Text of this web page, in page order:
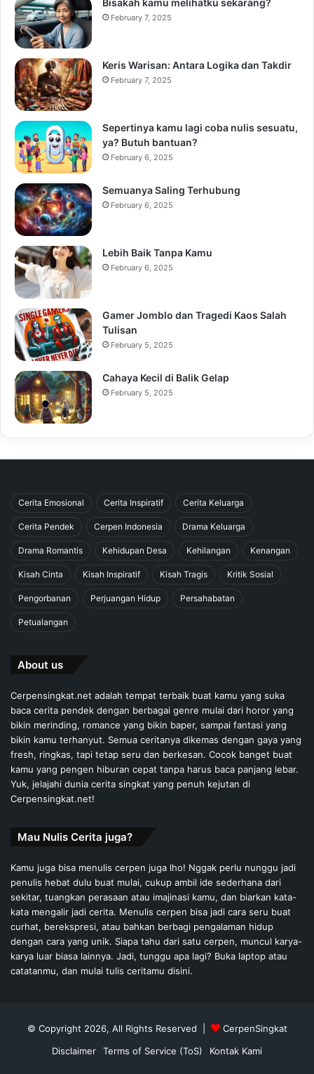
February 7, 2025
Keris Warisan: Antara Logika dan Takdir
February 7, 2025
Sepertinya kamu lagi coba nulis sesuatu,
ya? Butuh bantuan?
February 6, 2025
Semuanya Saling Terhubung
February 6, 2025
Lebih Baik Tanpa Kamu
February 6, 2025
Gamer Jomblo dan Tragedi Kaos Salah
Tulisan
February 5, 2025
Cahaya Kecil di Balik Gelap
February 5, 2025
Cerita Emosional Cerita Inspiratif Cerita Keluarga
Cerita Pendek Cerpen Indonesia Drama Keluarga
Drama Romantis Kehidupan Desa Kehilangan Kenangan
Kisah Cinta Kisah Inspiratif Kisah Tragis Kritik Sosial
Pengorbanan Perjuangan Hidup Persahabatan
Petualangan
About us
Cerpensingkat.net adalah tempat terbaik buat kamu yang suka
baca cerita pendek dengan berbagai genre mulai dari horor yang
bikin merinding, romance yang bikin baper, sampai fantasi yang
bikin kamu terhanyut. Semua ceritanya dikemas dengan gaya yang
fresh, ringkas, tapi tetap seru dan berkesan. Cocok banget buat
kamu yang pengen hiburan cepat tanpa harus baca panjang lebar.
Yuk, jelajahi dunia cerita singkat yang penuh kejutan di
Cerpensingkat.net!
Mau Nulis Cerita juga?
Kamu juga bisa menulis cerpen juga lho! Nggak perlu nunggu jadi
penulis hebat dulu buat mulai, cukup ambil ide sederhana dari
sekitar, tuangkan perasaan atau imajinasi kamu, dan biarkan kata-
kata mengalir jadi cerita. Menulis cerpen bisa jadi cara seru buat
curhat, berekspresi, atau bahkan berbagi pengalaman hidup
dengan cara yang unik. Siapa tahu dari satu cerpen, muncul karya-
karya luar biasa lainnya. Jadi, tunggu apa lagi? Buka laptop atau
catatanmu, dan mulai tulis ceritamu disini.
© Copyright 2026, All Rights Reserved |
CerpenSingkat
Disclaimer
Terms of Service (ToS) Kontak Kami